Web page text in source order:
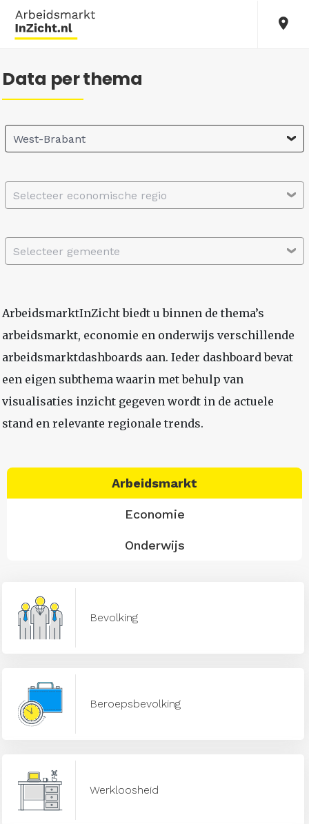
Data per thema
West-Brabant
Selecteer economische regio
Selecteer gemeente
ArbeidsmarktInZicht biedt u binnen de thema’s
arbeidsmarkt, economie en onderwijs verschillende
arbeidsmarktdashboards aan. Ieder dashboard bevat
een eigen subthema waarin met behulp van
visualisaties inzicht gegeven wordt in de actuele
stand en relevante regionale trends.
Arbeidsmarkt
Economie
Onderwijs
Bevolking
Beroepsbevolking
Werkloosheid